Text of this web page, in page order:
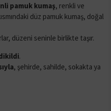
pamuk kumaş, renkli ve
düz pamuk kumaş, doğal
düzeni seninle birlikte taşır.
.
, şehirde, sahilde, sokakta ya